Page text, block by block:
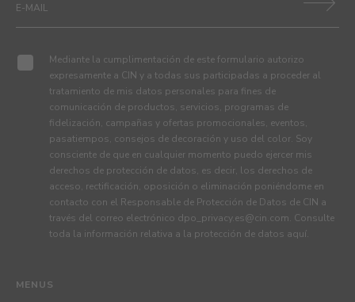
MENUS
Mediante la cumplimentación de este formulario autorizo
expresamente a CIN y a todas sus participadas a proceder al
tratamiento de mis datos personales para fines de
comunicación de productos, servicios, programas de
fidelización, campañas y ofertas promocionales, eventos,
pasatiempos, consejos de decoración y uso del color. Soy
consciente de que en cualquier momento puedo ejercer mis
derechos de protección de datos, es decir, los derechos de
acceso, rectificación, oposición o eliminación poniéndome en
contacto con el Responsable de Protección de Datos de CIN a
través del correo electrónico dpo_privacy.es@cin.com. Consulte
toda la información relativa a la protección de datos aquí.